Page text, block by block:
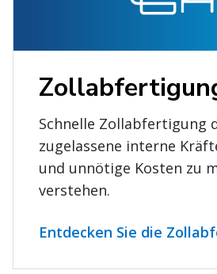
Schnelle Zollabfertigung
zugelassene interne
und unnötige Kosten zu
verstehen.
Entdecken Sie die